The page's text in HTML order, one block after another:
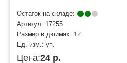
Остаток на складе:
Артикул: 17255
Размер в дюймах: 12
Ед. изм.: уп.
Цена:24 р.